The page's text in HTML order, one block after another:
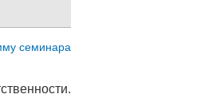
семинара